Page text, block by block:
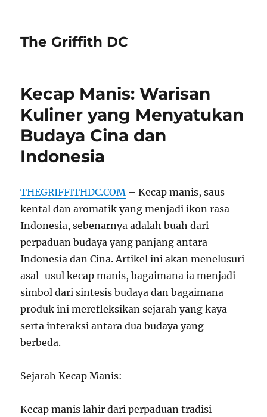
The Griffith DC
Kecap Manis: Warisan
Kuliner yang Menyatukan
Budaya Cina dan
Indonesia
THEGRIFFITHDC.COM – Kecap manis, saus
kental dan aromatik yang menjadi ikon rasa
Indonesia, sebenarnya adalah buah dari
perpaduan budaya yang panjang antara
Indonesia dan Cina. Artikel ini akan menelusuri
asal-usul kecap manis, bagaimana ia menjadi
simbol dari sintesis budaya dan bagaimana
produk ini merefleksikan sejarah yang kaya
serta interaksi antara dua budaya yang
berbeda.
Sejarah Kecap Manis:
Kecap manis lahir dari perpaduan tradisi